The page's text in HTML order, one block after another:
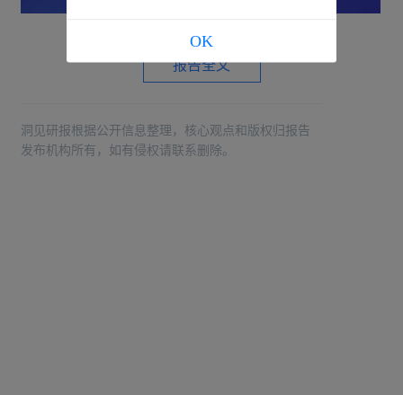
报告全文
洞见研报根据公开信息整理，核心观点和版权归报告
发布机构所有，如有侵权请联系删除。
OK